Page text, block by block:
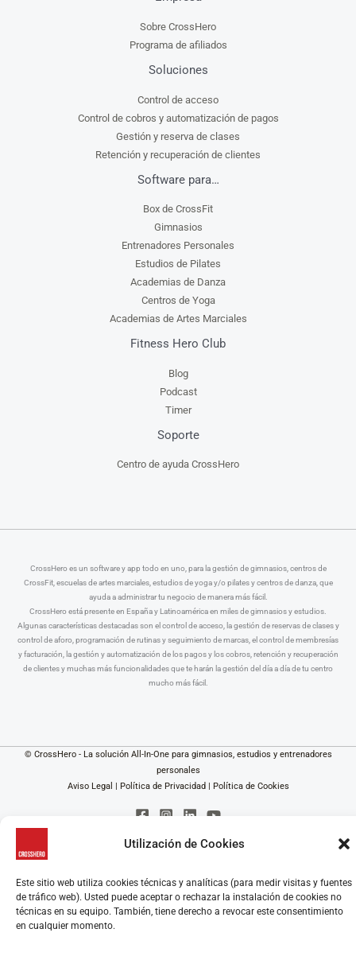
Utilización de Cookies
Este sitio web utiliza cookies técnicas y analíticas (para medir visitas y fuentes
de tráfico web). Usted puede aceptar o rechazar la instalación de cookies no
técnicas en su equipo. También, tiene derecho a revocar este consentimiento
en cualquier momento.
Sobre CrossHero
Programa de afiliados
Soluciones
Control de acceso
Control de cobros y automatización de pagos
Gestión y reserva de clases
Retención y recuperación de clientes
Software para…
Box de CrossFit
Gimnasios
Entrenadores Personales
Estudios de Pilates
Academias de Danza
Centros de Yoga
Academias de Artes Marciales
Fitness Hero Club
Blog
Podcast
Timer
Soporte
Centro de ayuda CrossHero
CrossHero es un software y app todo en uno, para la gestión de gimnasios, centros de
CrossFit, escuelas de artes marciales, estudios de yoga y/o pilates y centros de danza, que
ayuda a administrar tu negocio de manera más fácil.
CrossHero está presente en España y Latinoamérica en miles de gimnasios y estudios.
Algunas características destacadas son el control de acceso, la gestión de reservas de clases y
control de aforo, programación de rutinas y seguimiento de marcas, el control de membresías
y facturación, la gestión y automatización de los pagos y los cobros, retención y recuperación
de clientes y muchas más funcionalidades que te harán la gestión del día a día de tu centro
mucho más fácil.
© CrossHero - La solución All-In-One para gimnasios, estudios y entrenadores
personales
Aviso Legal
Política de Privacidad Política de Cookies